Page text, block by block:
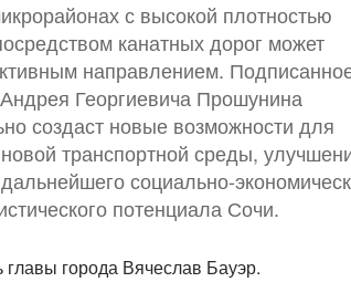
с высокой плотностью
канатных дорог может
направлением.
Георгиевича Прошунина
создаст новые возможности для
транспортной среды,
социально-
потенциала Сочи.
города Вячеслав Бауэр.